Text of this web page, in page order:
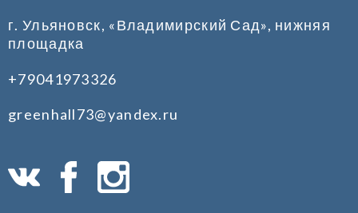
г. Ульяновск, «Владимирский Сад», нижняя
площадка
+79041973326
greenhall73@yandex.ru